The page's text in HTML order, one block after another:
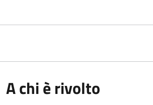
A chi è rivolto